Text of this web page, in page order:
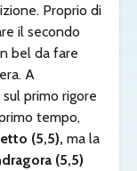
Proprio di
il secondo
bel da fare
A
primo rigore
tempo,
(5,5), ma la
(5,5)